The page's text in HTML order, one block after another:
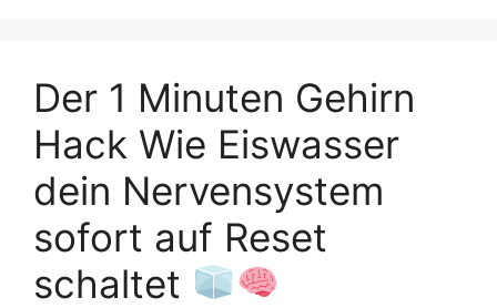
Der 1 Minuten Gehirn
Hack Wie Eiswasser
dein Nervensystem
sofort auf Reset
schaltet